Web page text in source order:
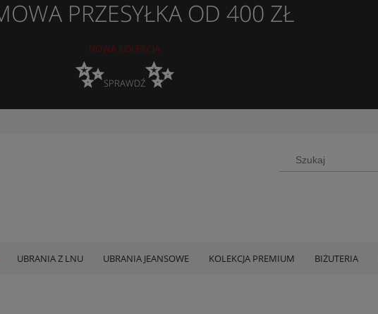
PRZESYŁKA OD 400 ZŁ
NOWA KOLEKCJA
✨SPRAWDŹ✨
UBRANIA Z LNU UBRANIA JEANSOWE KOLEKCJA PREMIUM BIŻUTERIA